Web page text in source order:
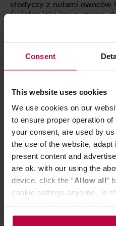
Consent
This website uses cookies
We use cookies on our
to ensure proper operation
your consent, are used by
the use of the website,
present content and
are ok. with our using the
device, click the “Allow all”
cookie settings anytime. To
the controller’s (namely,
słodyczy z nutami owoców
Świetna jako kawa czarna,
mlekiem. Możecie ją
Przechowywać w suchym i
Może Cię zainteresować